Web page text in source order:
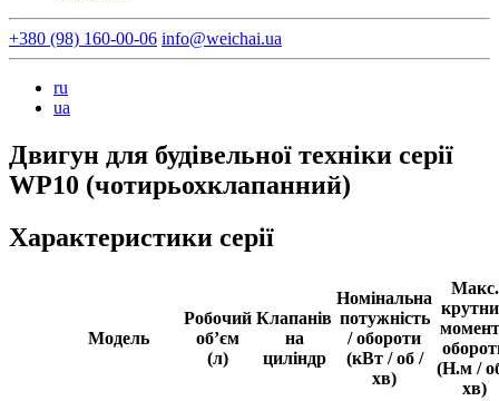
+380 (98) 160-00-06 info@weichai.ua
ru
ua
Двигун для будівельної техніки серії
WP10 (чотирьохклапанний)
Характеристики серії
Модель
Робочий
об’єм
(л)
Клапанів
на
циліндр
Номінальна
потужність
/ обороти
(кВт / об /
хв)
Макс.
(Н.м /
хв)